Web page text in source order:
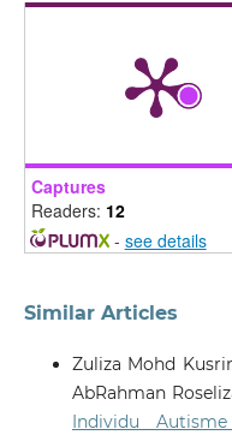
Captures
Readers: 12
- see details
Similar Articles
Zuliza Mohd
AbRahman
Individu